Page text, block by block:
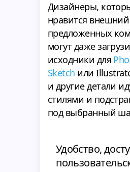
Дизайнеры,
нравится
предложенных
могут даже
исходники для
Sketch или
и другие детали
стилями и
под выбранный
Удобство,